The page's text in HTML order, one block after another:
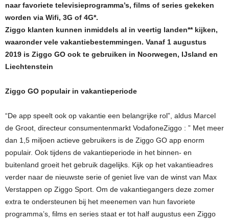
naar favoriete televisieprogramma’s, films of series gekeken
worden via Wifi, 3G of 4G*.
Ziggo klanten kunnen inmiddels al in veertig landen** kijken,
waaronder vele vakantiebestemmingen. Vanaf 1 augustus
2019 is Ziggo GO ook te gebruiken in Noorwegen, IJsland en
Liechtenstein
Ziggo GO populair in vakantieperiode
“De app speelt ook op vakantie een belangrijke rol”, aldus Marcel
de Groot, directeur consumentenmarkt VodafoneZiggo : ” Met meer
dan 1,5 miljoen actieve gebruikers is de Ziggo GO app enorm
populair. Ook tijdens de vakantieperiode in het binnen- en
buitenland groeit het gebruik dagelijks. Kijk op het vakantieadres
verder naar de nieuwste serie of geniet live van de winst van Max
Verstappen op Ziggo Sport. Om de vakantiegangers deze zomer
extra te ondersteunen bij het meenemen van hun favoriete
programma’s, films en series staat er tot half augustus een Ziggo